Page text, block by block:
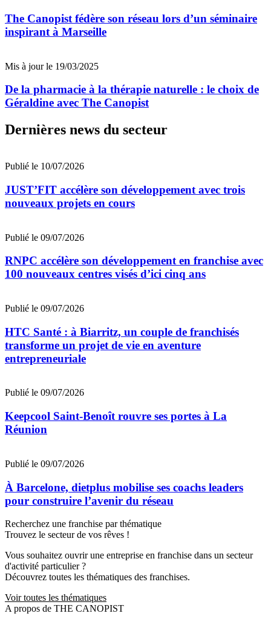
The Canopist fédère son réseau lors d’un séminaire
inspirant à Marseille
Mis à jour le 19/03/2025
De la pharmacie à la thérapie naturelle : le choix de
Géraldine avec The Canopist
Dernières news du secteur
Publié le 10/07/2026
JUST’FIT accélère son développement avec trois
nouveaux projets en cours
Publié le 09/07/2026
RNPC accélère son développement en franchise avec
100 nouveaux centres visés d’ici cinq ans
Publié le 09/07/2026
HTC Santé : à Biarritz, un couple de franchisés
transforme un projet de vie en aventure
entrepreneuriale
Publié le 09/07/2026
Keepcool Saint-Benoît rouvre ses portes à La
Réunion
Publié le 09/07/2026
À Barcelone, dietplus mobilise ses coachs leaders
pour construire l’avenir du réseau
Recherchez une franchise par thématique
Trouvez le secteur de vos rêves !
Vous souhaitez ouvrir une entreprise en franchise dans un secteur
d'activité particulier ?
Découvrez toutes les thématiques des franchises.
Voir toutes les thématiques
A propos de THE CANOPIST